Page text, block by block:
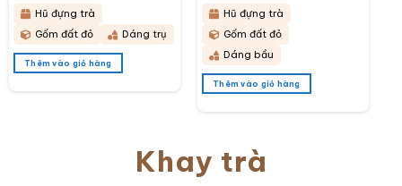
BT-HĐT11
Hũ đựng trà
Gốm đất đỏ
Dáng trụ
Thêm vào giỏ hàng
hoạ mi trắng BT-
HĐT10
Hũ đựng trà
Gốm đất đỏ
Dáng bầu
Thêm vào giỏ hàng
Khay trà